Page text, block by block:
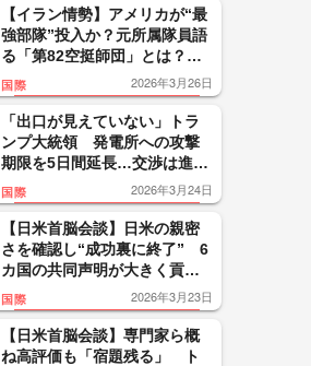
【イラン情勢】アメリカが“最
強部隊”投入か？元所属隊員語
る「第82空挺師団」とは？
「我々が出る時はアメリカが
本気になった時」
国際 2026年3月26日
「出口が見えていない」トラ
ンプ大統領 発電所への攻撃
期限を5日間延長…交渉は進ん
でいると主張もイランは否
定
国際 2026年3月24日
【日米首脳会談】日米の親密
さを確認し“成功裏に終了” 6
カ国の共同声明が大きく貢献
か？ 峯村氏「トランプ氏の
暴走を止めて、国際協調の方
に戻した」
国際 2026年3月23日
【日米首脳会談】専門家ら概
ね高評価も「宿題残る」 ト